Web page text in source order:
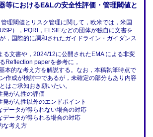
等におけるE&Lの安全性評価・管理閾値と
理閾値とリスク管理に関して，欧米では，米国
），PQRI，ELSIEなどの団体が独自に文書を
，国際的に調和されたガイドライン・ガイダンス
る文書や，2024/12に公開されたEMA による非変
Reflection paperを参考に，
本的な考え方を解説する。なお，本稿執筆時点で
作成が検討中であるが，未確定の部分もあり内容
はご承知おき願いたい。
発がん性の評価
がん性以外のエンドポイント
データが得られない場合の対応
データが得られる場合の対応
な考え方